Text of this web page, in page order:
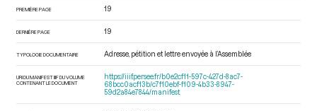
PREMIÈRE PAGE 19
DERNIÈRE PAGE 19
TYPOLOGIE DOCUMENTAIRE Adresse, pétition et lettre envoyée à l’Assemblée
URI DU MANIFEST IIIF DU VOLUME
CONTENANT LE DOCUMENT
https://iiif.persee.fr/b0e2cf11-597c-427d-8ac7-
68bcc0acf13b/c7f10ebf-f109-4b33-8947-
59d2a84e7844/manifest